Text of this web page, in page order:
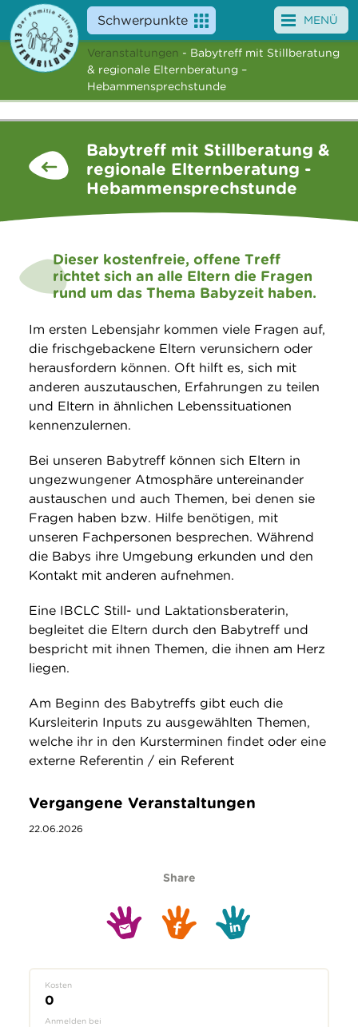
Schwerpunkte
Angebote
Veranstaltungen
Service
Über uns
Suche
MENÜ
Veranstaltungen - Babytreff mit Stillberatung
& regionale Elternberatung –
Hebammensprechstunde
Babytreff mit Stillberatung &
regionale Elternberatung -
Hebammensprechstunde
Dieser kostenfreie, offene Treff
richtet sich an alle Eltern die Fragen
rund um das Thema Babyzeit haben.
Im ersten Lebensjahr kommen viele Fragen auf,
die frisch­gebackene Eltern verun­sichern oder
heraus­fordern können. Oft hilft es, sich mit
anderen auszutauschen, Erfah­rungen zu teilen
und Eltern in ähnlichen Lebens­situa­tionen
kennen­zu­lernen.
Bei unseren Babytreff können sich Eltern in
unge­zwungener Atmo­sphäre untereinander
aus­tauschen und auch Themen, bei denen sie
Fragen haben bzw. Hilfe benötigen, mit
unseren Fachpersonen besprechen. Während
die Babys ihre Umgebung erkunden und den
Kontakt mit anderen aufnehmen.
Eine IBCLC Still- und Lakta­tions­beraterin,
begleitet die Eltern durch den Babytreff und
bespricht mit ihnen Themen, die ihnen am Herz
liegen.
Am Beginn des Babytreffs gibt euch die
Kursleiterin Inputs zu ausgewählten Themen,
welche ihr in den Kursterminen findet oder eine
externe Referentin / ein Referent
Vergangene Veranstaltungen
22.06.2026
Share
Kosten
0
Anmelden bei